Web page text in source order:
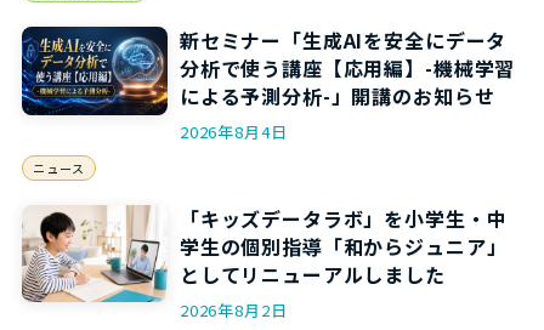
新セミナー「生成AIを安全にデータ
分析で使う講座【応用編】-機械学習
による予測分析-」開講のお知らせ
2026年8月4日
ニュース
「キッズデータラボ」を小学生・中
学生の個別指導「和からジュニア」
としてリニューアルしました
2026年8月2日